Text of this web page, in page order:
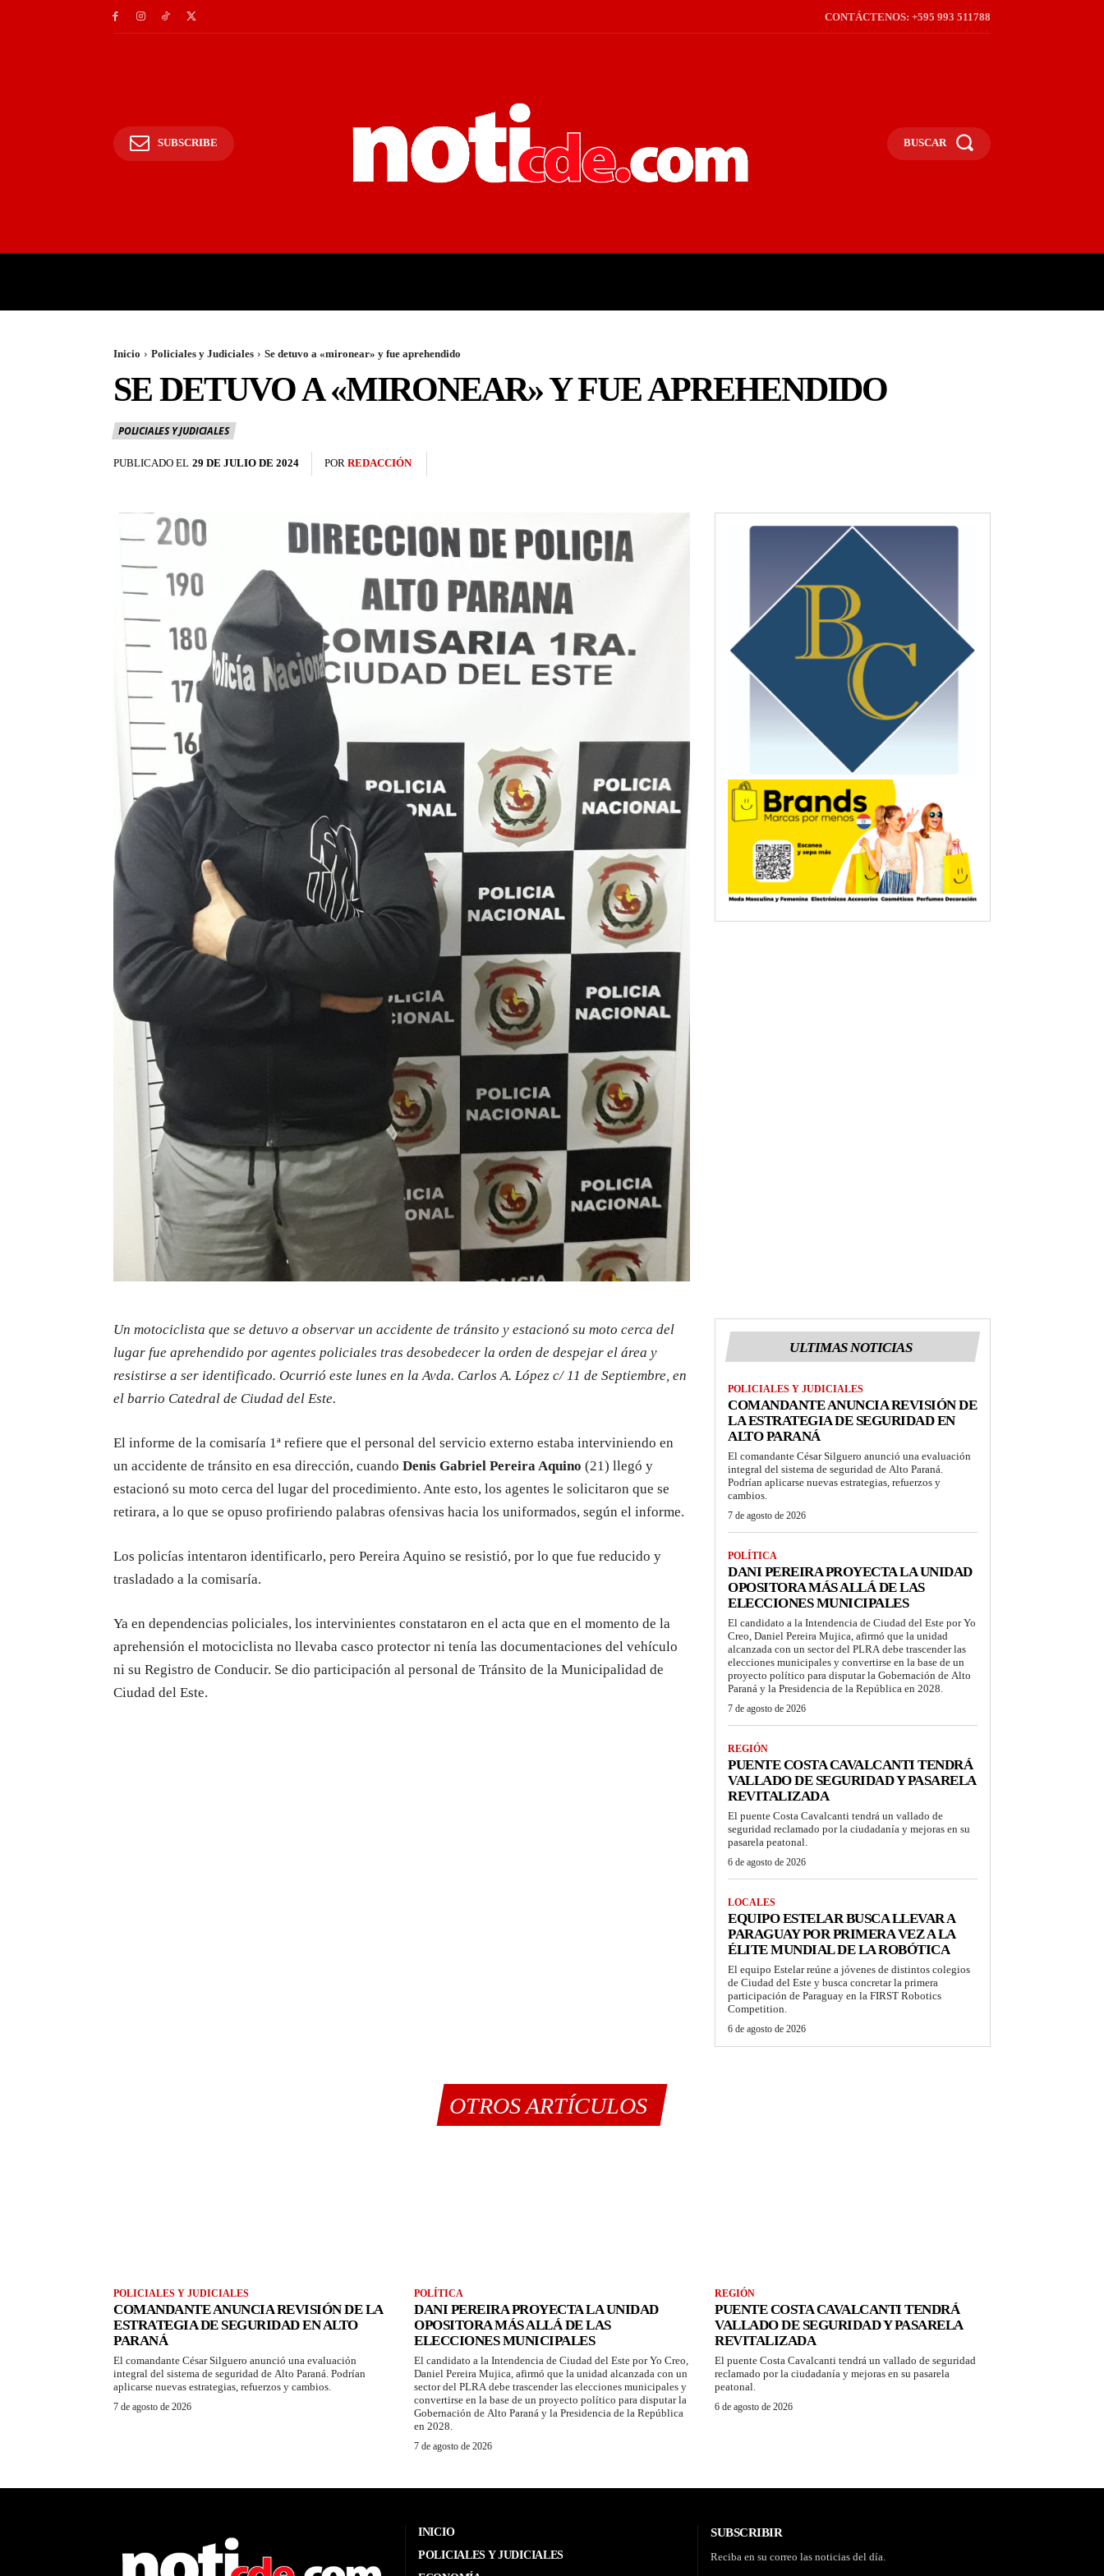
CONTÁCTENOS: +595 993 511788
SUBSCRIBE BUSCAR
Inicio Policiales y Judiciales Se detuvo a «mironear» y fue aprehendido
SE DETUVO A «MIRONEAR» Y FUE APREHENDIDO
POLICIALES Y JUDICIALES
PUBLICADO EL 29 DE JULIO DE 2024 POR REDACCIÓN
Un motociclista que se detuvo a observar un accidente de tránsito y estacionó su moto cerca del
lugar fue aprehendido por agentes policiales tras desobedecer la orden de despejar el área y
resistirse a ser identificado. Ocurrió este lunes en la Avda. Carlos A. López c/ 11 de Septiembre, en
el barrio Catedral de Ciudad del Este.
El informe de la comisaría 1ª refiere que el personal del servicio externo estaba interviniendo en
un accidente de tránsito en esa dirección, cuando Denis Gabriel Pereira Aquino (21) llegó y
estacionó su moto cerca del lugar del procedimiento. Ante esto, los agentes le solicitaron que se
retirara, a lo que se opuso profiriendo palabras ofensivas hacia los uniformados, según el informe.
Los policías intentaron identificarlo, pero Pereira Aquino se resistió, por lo que fue reducido y
trasladado a la comisaría.
Ya en dependencias policiales, los intervinientes constataron en el acta que en el momento de la
aprehensión el motociclista no llevaba casco protector ni tenía las documentaciones del vehículo
ni su Registro de Conducir. Se dio participación al personal de Tránsito de la Municipalidad de
Ciudad del Este.
ULTIMAS NOTICIAS
POLICIALES Y JUDICIALES
COMANDANTE ANUNCIA REVISIÓN DE
LA ESTRATEGIA DE SEGURIDAD EN
ALTO PARANÁ
El comandante César Silguero anunció una evaluación
integral del sistema de seguridad de Alto Paraná.
Podrían aplicarse nuevas estrategias, refuerzos y
cambios.
7 de agosto de 2026
POLÍTICA
DANI PEREIRA PROYECTA LA UNIDAD
OPOSITORA MÁS ALLÁ DE LAS
ELECCIONES MUNICIPALES
El candidato a la Intendencia de Ciudad del Este por Yo
Creo, Daniel Pereira Mujica, afirmó que la unidad
alcanzada con un sector del PLRA debe trascender las
elecciones municipales y convertirse en la base de un
proyecto político para disputar la Gobernación de Alto
Paraná y la Presidencia de la República en 2028.
7 de agosto de 2026
REGIÓN
PUENTE COSTA CAVALCANTI TENDRÁ
VALLADO DE SEGURIDAD Y PASARELA
REVITALIZADA
El puente Costa Cavalcanti tendrá un vallado de
seguridad reclamado por la ciudadanía y mejoras en su
pasarela peatonal.
6 de agosto de 2026
LOCALES
EQUIPO ESTELAR BUSCA LLEVAR A
PARAGUAY POR PRIMERA VEZ A LA
ÉLITE MUNDIAL DE LA ROBÓTICA
El equipo Estelar reúne a jóvenes de distintos colegios
de Ciudad del Este y busca concretar la primera
participación de Paraguay en la FIRST Robotics
Competition.
6 de agosto de 2026
OTROS ARTÍCULOS
POLICIALES Y JUDICIALES
COMANDANTE ANUNCIA REVISIÓN DE LA
ESTRATEGIA DE SEGURIDAD EN ALTO
PARANÁ
El comandante César Silguero anunció una evaluación
integral del sistema de seguridad de Alto Paraná. Podrían
aplicarse nuevas estrategias, refuerzos y cambios.
7 de agosto de 2026
POLÍTICA
DANI PEREIRA PROYECTA LA UNIDAD
OPOSITORA MÁS ALLÁ DE LAS
ELECCIONES MUNICIPALES
El candidato a la Intendencia de Ciudad del Este por Yo Creo,
Daniel Pereira Mujica, afirmó que la unidad alcanzada con un
sector del PLRA debe trascender las elecciones municipales y
convertirse en la base de un proyecto político para disputar la
Gobernación de Alto Paraná y la Presidencia de la República
en 2028.
7 de agosto de 2026
REGIÓN
PUENTE COSTA CAVALCANTI TENDRÁ
VALLADO DE SEGURIDAD Y PASARELA
REVITALIZADA
El puente Costa Cavalcanti tendrá un vallado de seguridad
reclamado por la ciudadanía y mejoras en su pasarela
peatonal.
6 de agosto de 2026
INICIO
POLICIALES Y JUDICIALES
SUBSCRIBIR
Reciba en su correo las noticias del día.